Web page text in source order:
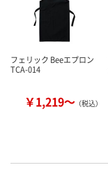
フェリック Beeエプロン
TCA-014
￥1,219～ （税込）